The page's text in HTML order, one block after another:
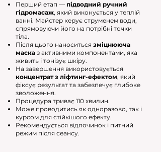
Перший етап — підводний ручний
гідромасаж, який виконується у теплій
ванні. Майстер керує струменем води,
спрямовуючи його на потрібні точки
тіла.
Після цього наноситься зміцнююча
маска з активними компонентами, яка
живить і тонізує шкіру.
На завершення використовується
концентрат з ліфтинг-ефектом, який
фіксує результат та забезпечує глибоке
зволоження.
Процедура триває 110 хвилин.
Може проводитись як одноразово, так і
курсом для стійкішого ефекту.
Рекомендується відпочинок і питний
режим після сеансу.